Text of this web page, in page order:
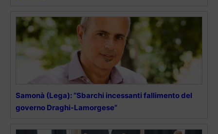
Samonà (Lega): “Sbarchi incessanti fallimento del
governo Draghi-Lamorgese”